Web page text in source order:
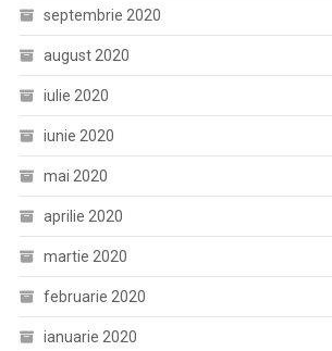
septembrie 2020
august 2020
iulie 2020
iunie 2020
mai 2020
aprilie 2020
martie 2020
februarie 2020
ianuarie 2020